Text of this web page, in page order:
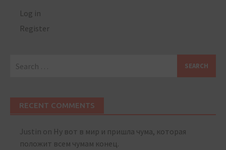
Log in
Register
for:
RECENT COMMENTS
Justin on Ну вот в мир и пришла чума, которая
положит всем чумам конец.